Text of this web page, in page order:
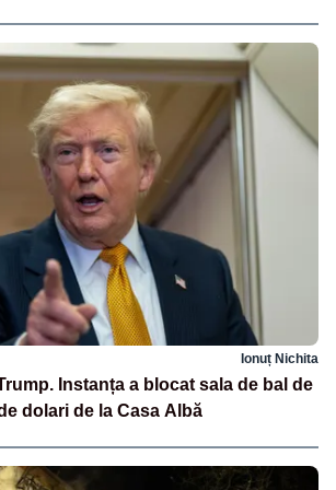
Ionuț Nichita
Instanța a blocat sala de bal de
dolari de la Casa Albă